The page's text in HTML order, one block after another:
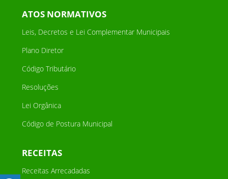
ATOS NORMATIVOS
Leis, Decretos e Lei Complementar Municipais
Plano Diretor
Código Tributário
Resoluções
Lei Orgânica
Código de Postura Municipal
RECEITAS
Receitas Arrecadadas